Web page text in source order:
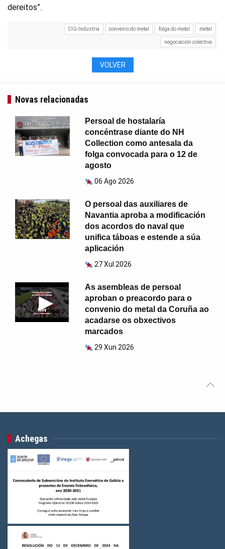
dereitos”.
CIG-Industria convenio do metal folga do metal metal
negociación colectiva
VOLVER
Novas relacionadas
Persoal de hostalaría
concéntrase diante do NH
Collection como antesala da
folga convocada para o 12 de
agosto
06 Ago 2026
O persoal das auxiliares de
Navantia aproba a modificación
dos acordos do naval que
unifica táboas e estende a súa
aplicación
27 Xul 2026
As asembleas de persoal
aproban o preacordo para o
convenio do metal da Coruña ao
acadarse os obxectivos
marcados
29 Xun 2026
Achegas